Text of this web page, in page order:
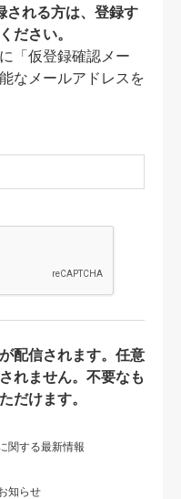
れる方は、登録す
ださい。
「仮登録確認メー
なメールアドレスを
配信されます。任意
れません。不要なも
だけます。
関する最新情報
知らせ